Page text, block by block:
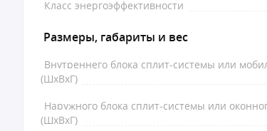
Класс энергоэффективности
Размеры, габариты и вес
Внутреннего блока сплит-системы или
(ШxВxГ)
Наружного блока сплит-системы или
(ШxВxГ)